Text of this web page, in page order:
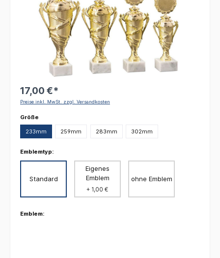
17,00 €*
Preise inkl. MwSt. zzgl. Versandkosten
Größe
233mm 259mm 283mm 302mm
Emblemtyp:
Standard
Eigenes
Emblem
+ 1,00 €
ohne Emblem
Emblem: